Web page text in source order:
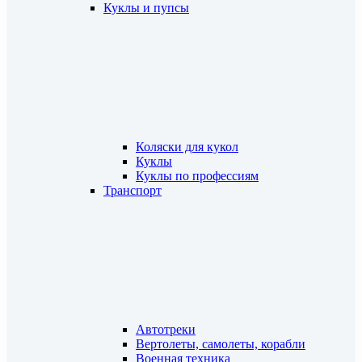
Куклы и пупсы
Коляски для кукол
Куклы
Куклы по профессиям
Транспорт
Автотреки
Вертолеты, самолеты, корабли
Военная техника